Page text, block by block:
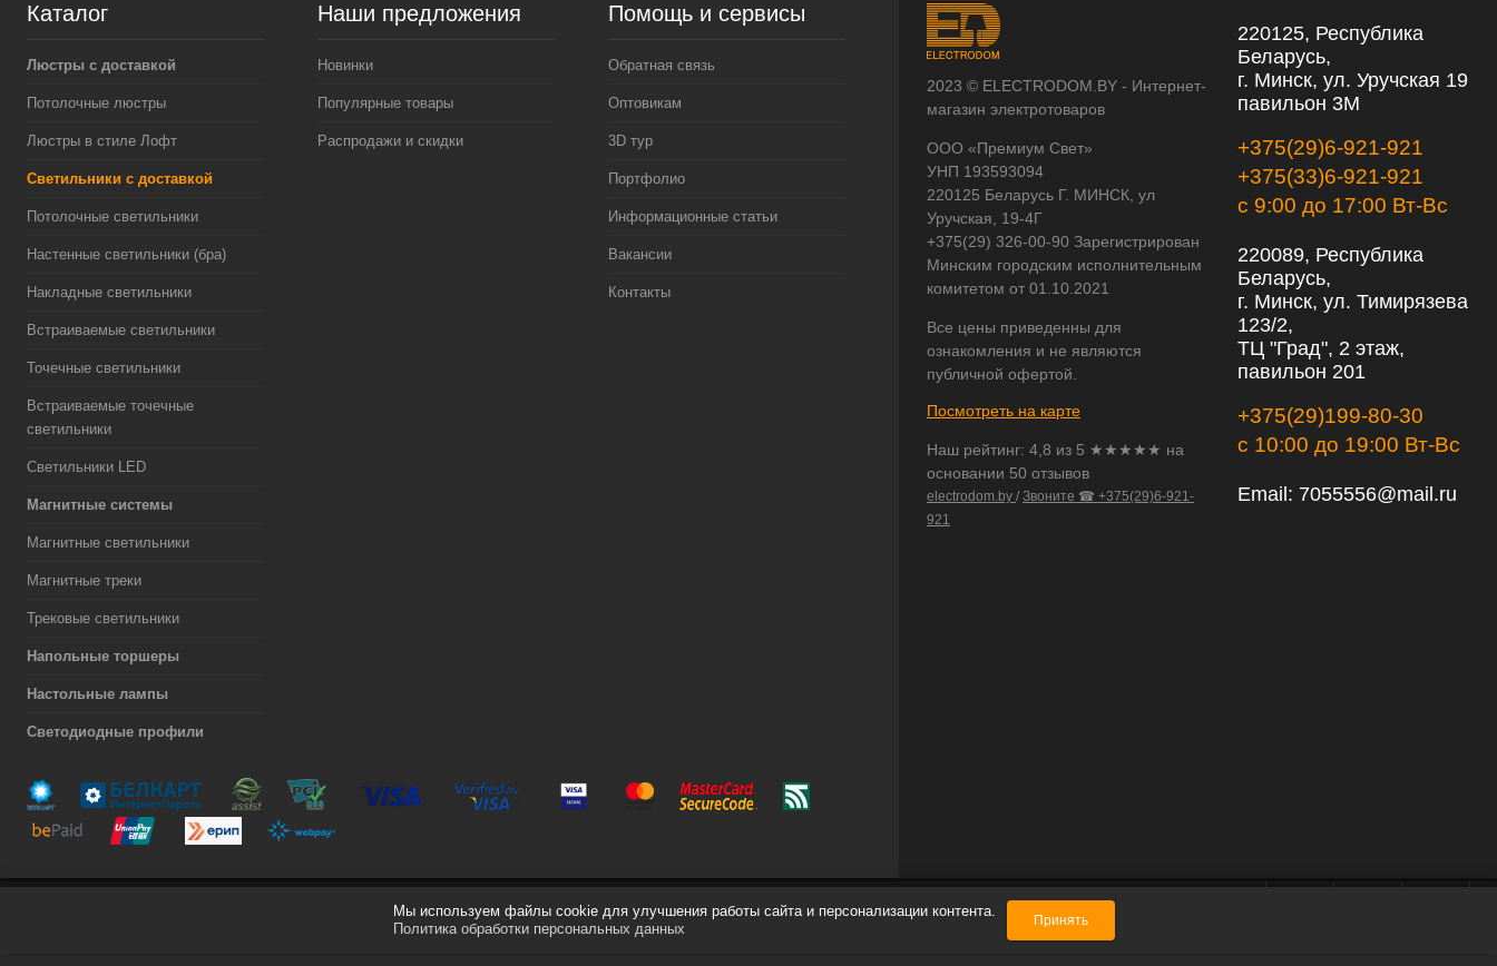
Каталог
Люстры с доставкой
Потолочные люстры
Люстры в стиле Лофт
Светильники с доставкой
Потолочные светильники
Настенные светильники (бра)
Накладные светильники
Встраиваемые светильники
Точечные светильники
Встраиваемые точечные
светильники
Светильники LED
Магнитные системы
Магнитные светильники
Магнитные треки
Трековые светильники
Напольные торшеры
Настольные лампы
Светодиодные профили
Наши предложения
Новинки
Популярные товары
Распродажи и скидки
Помощь и сервисы
Обратная связь
Оптовикам
3D тур
Портфолио
Информационные статьи
Вакансии
Контакты
2023 © ELECTRODOM.BY - Интернет-
магазин электротоваров
ООО «Премиум Свет»
УНП 193593094
220125 Беларусь Г. МИНСК, ул
Уручская, 19-4Г
+375(29) 326-00-90 Зарегистрирован
Минским городским исполнительным
комитетом от 01.10.2021
Все цены приведенны для
ознакомления и не являются
публичной офертой.
Посмотреть на карте
Наш рейтинг: 4,8 из 5 ★★★★★ на
основании 50 отзывов
electrodom.by / Звоните ☎ +375(29)6-921-
921
220125, Республика
Беларусь,
г. Минск, ул. Уручская 19
павильон 3М
+375(29)6-921-921
+375(33)6-921-921
с 9:00 до 17:00 Вт-Вс
220089, Республика
Беларусь,
г. Минск, ул. Тимирязева
123/2,
ТЦ "Град", 2 этаж,
павильон 201
+375(29)199-80-30
с 10:00 до 19:00 Вт-Вс
Email: 7055556@mail.ru
Мы используем файлы cookie для улучшения работы сайта и персонализации контента.
Политика обработки персональных данных
Принять